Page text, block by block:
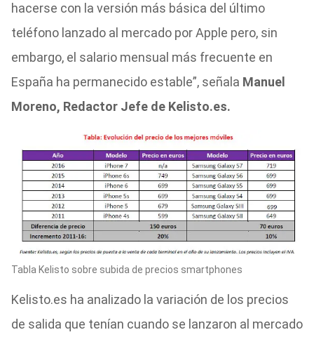
hacerse con la versión más básica del último
teléfono lanzado al mercado por Apple pero, sin
embargo, el salario mensual más frecuente en
España ha permanecido estable”, señala Manuel
Moreno, Redactor Jefe de Kelisto.es.
Tabla Kelisto sobre subida de precios smartphones
Kelisto.es ha analizado la variación de los precios
de salida que tenían cuando se lanzaron al mercado